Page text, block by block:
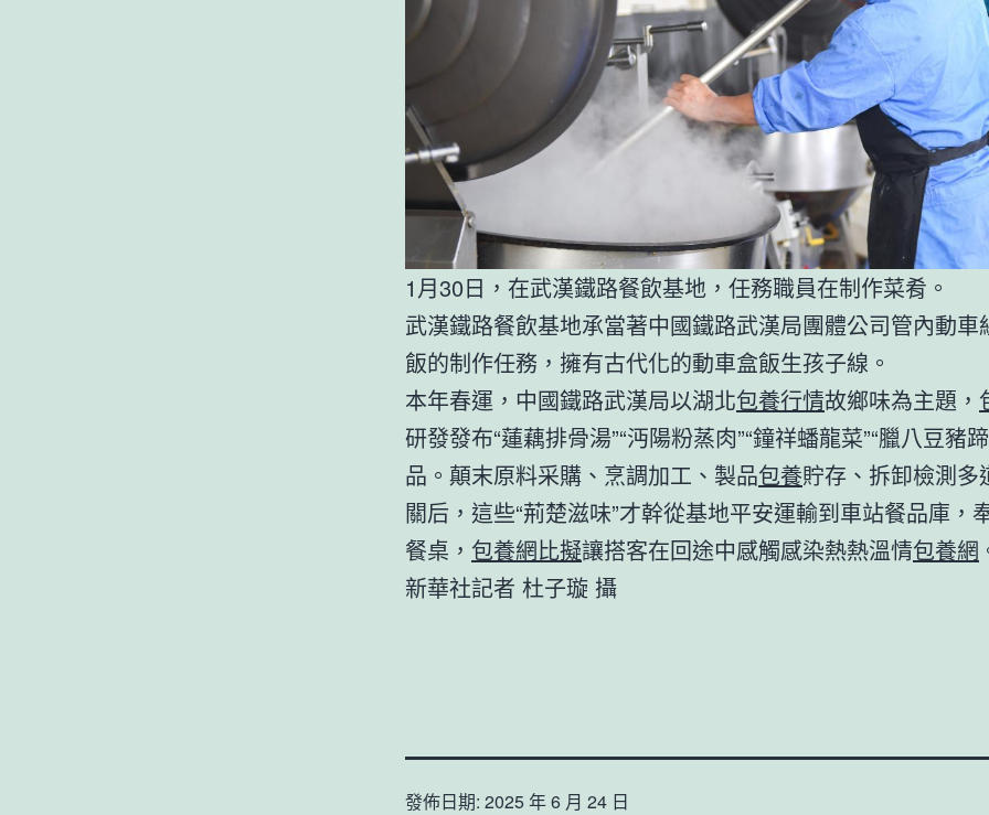
1月30日，在武漢鐵路餐飲基地，任務職員在制作菜肴。
武漢鐵路餐飲基地承當著中國鐵路武漢局團體公司管內動車
飯的制作任務，擁有古代化的動車盒飯生孩子線。
本年春運，中國鐵路武漢局以湖北包養行情故鄉味為主題，
研發發布“蓮藕排骨湯”“沔陽粉蒸肉”“鐘祥蟠龍菜”“臘八豆豬
品。顛末原料采購、烹調加工、製品包養貯存、拆卸檢測多
關后，這些“荊楚滋味”才幹從基地平安運輸到車站餐品庫，
餐桌， 包養網比擬讓搭客在回途中感觸感染熱熱溫情包養網
新華社記者 杜子璇 攝
發佈日期: 2025 年 6 月 24 日